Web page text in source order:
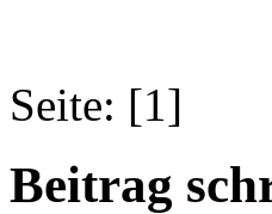
Seite: [1]
Beitrag